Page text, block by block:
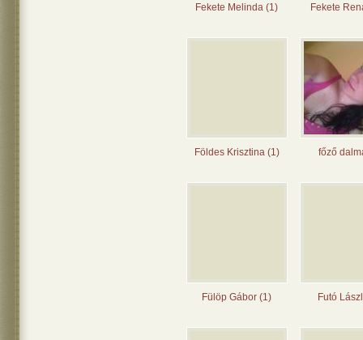
Fekete Melinda (1) Fekete
Földes Krisztina (1) főző
Fülöp Gábor (1) Futó